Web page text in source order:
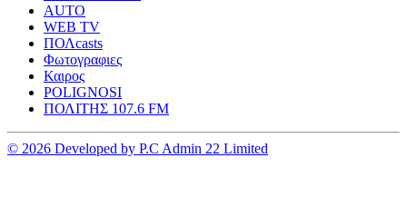
AUTO
WEB TV
ΠΟΛcasts
Φωτογραφιες
Καιρος
POLIGNOSI
ΠΟΛΙΤΗΣ 107.6 FM
© 2026 Developed by P.C Admin 22 Limited